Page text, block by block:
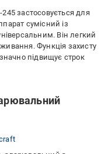
застосовується для
сумісний із
Він легкий
Функція захисту
підвищує строк